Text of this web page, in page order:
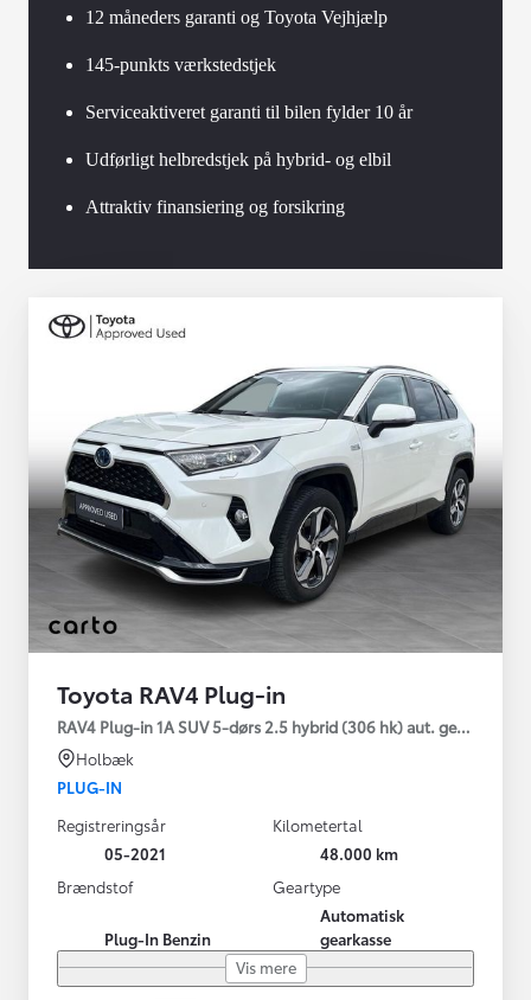
12 måneders garanti og Toyota Vejhjælp
145-punkts værkstedstjek
Serviceaktiveret garanti til bilen fylder 10 år
Udførligt helbredstjek på hybrid- og elbil
Attraktiv finansiering og forsikring
Toyota RAV4 Plug-in
RAV4 Plug-in 1A SUV 5-dørs 2.5 hybrid (306 hk) aut. gear AWD-i
Holbæk
PLUG-IN
Registreringsår
05-2021
Kilometertal
48.000 km
Brændstof
Plug-In Benzin
Geartype
Automatisk
gearkasse
Vis mere